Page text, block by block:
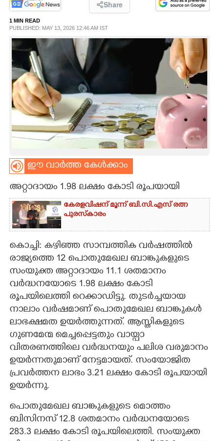
LIFESTYLE
SPIRITUAL
INFO+
ART
ASTRO
CARTOONS
LITERATURE
ZOOM
CONTACT US
Share
1 MIN READ
PUBLISHED: MAY 13, 2026 12:46 AM IST
ഈ വാർത്ത കേൾക്കാം
അറ്റാദായം 1.98 ലക്ഷം കോടി രൂപയായി
കേരളവിഷന് മൂന്ന് ബി.സി.എസ് രത്ന
പുരസ്‌കാരം
കൊച്ചി: കഴിഞ്ഞ സാമ്പത്തിക വർഷത്തിൽ
രാജ്യത്തെ 12 പൊതുമേഖല ബാങ്കുകളുടെ
സംയുക്ത അറ്റാദായം 11.1 ശതമാനം
വർദ്ധനയോടെ 1.98 ലക്ഷം കോടി
രൂപയിലെത്തി റെക്കാഡിട്ടു. തുടർച്ചയായ
നാലാം വർഷമാണ് പൊതുമേഖല ബാങ്കുകൾ
ലാഭക്ഷമത ഉയർത്തുന്നത്. ആസ്തികളുടെ
ഗുണമേന്മ മെച്ചപ്പെട്ടതും വായ്പാ
വിതരണത്തിലെ വർദ്ധനയും പലിശ വരുമാനം
ഉയർന്നതുമാണ് നേട്ടമായത്. സംയോജിത
പ്രവർത്തന ലാഭം 3.21 ലക്ഷം കോടി രൂപയായി
ഉയർന്നു.
പൊതുമേഖല ബാങ്കുകളുടെ മൊത്തം
ബിസിനസ് 12.8 ശതമാനം വർദ്ധനയോടെ
283.3 ലക്ഷം കോടി രൂപയിലെത്തി. സംയുക്ത